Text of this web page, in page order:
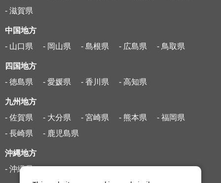
- 滋賀県
中国地方
- 山口県
- 岡山県 - 島根県 - 広島県 - 鳥取県
四国地方
- 徳島県
- 愛媛県 - 香川県 - 高知県
九州地方
- 佐賀県
- 大分県 - 宮崎県 - 熊本県
- 福岡県
- 長崎県
- 鹿児島県
沖縄地方
- 沖縄県